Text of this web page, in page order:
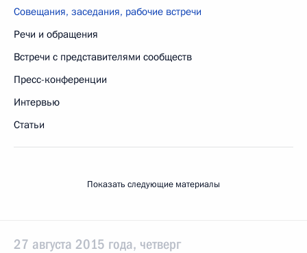
Совещания, заседания, рабочие встречи
Речи и обращения
Встречи с представителями сообществ
Пресс-конференции
Интервью
Статьи
Показать следующие материалы
27 августа 2015 года, четверг